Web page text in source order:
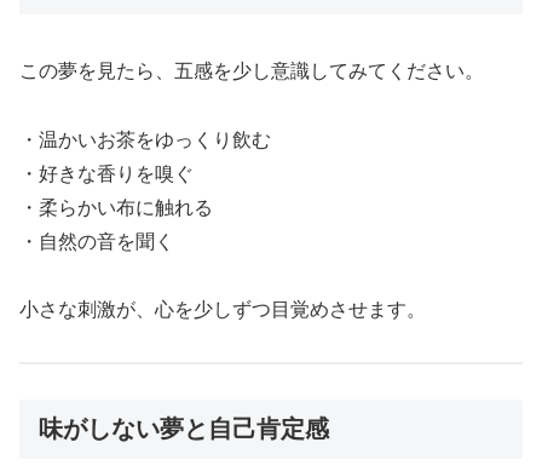
この夢を見たら、五感を少し意識してみてください。
・温かいお茶をゆっくり飲む
・好きな香りを嗅ぐ
・柔らかい布に触れる
・自然の音を聞く
小さな刺激が、心を少しずつ目覚めさせます。
味がしない夢と自己肯定感